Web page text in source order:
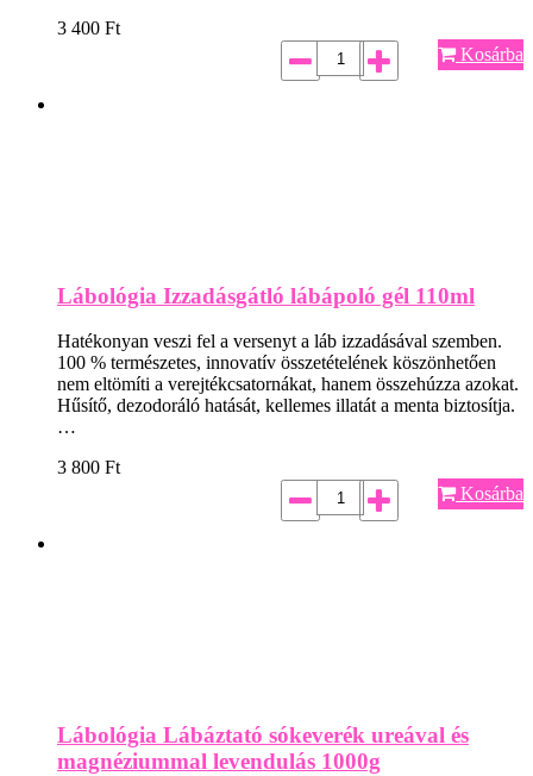
3 400 Ft
Kosárba
Lábológia Izzadásgátló lábápoló gél 110ml
Hatékonyan veszi fel a versenyt a láb izzadásával szemben.
100 % természetes, innovatív összetételének köszönhetően
nem eltömíti a verejtékcsatornákat, hanem összehúzza azokat.
Hűsítő, dezodoráló hatását, kellemes illatát a menta biztosítja.
…
3 800 Ft
Kosárba
Lábológia Lábáztató sókeverék ureával és
magnéziummal levendulás 1000g